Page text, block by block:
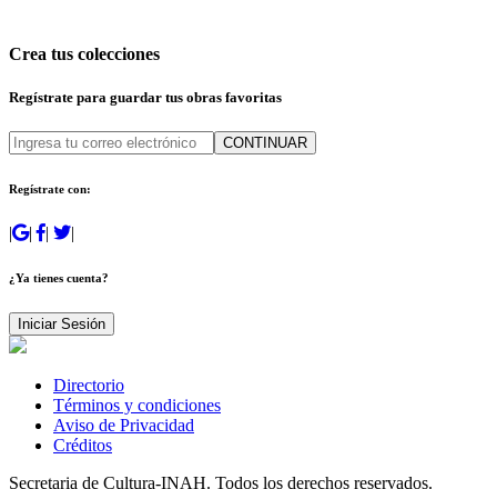
Crea tus colecciones
Regístrate para guardar tus obras favoritas
CONTINUAR
Regístrate con:
| | | |
¿Ya tienes cuenta?
Iniciar Sesión
Directorio
Términos y condiciones
Aviso de Privacidad
Créditos
Secretaria de Cultura-INAH. Todos los derechos reservados.